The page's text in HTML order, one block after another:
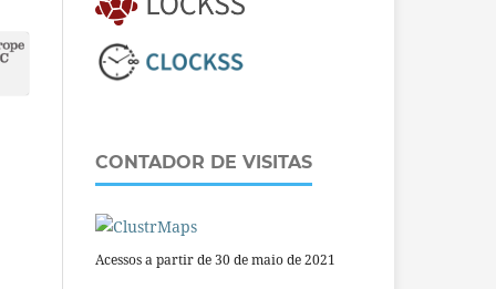
CONTADOR DE VISITAS
Acessos a partir de 30 de maio de 2021